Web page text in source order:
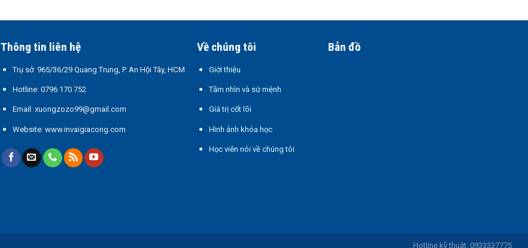
Thông tin liên hệ
Trụ sở: 965/36/29 Quang Trung, P. An Hội Tây, HCM
Hotline: 0796 170 752
Email: xuongzozo99@gmail.com
Website: www.invaigiacong.com
Về chúng tôi
Giới thiệu
Tầm nhìn và sứ mệnh
Giá trị cốt lõi
Hình ảnh khóa học
Học viên nói về chúng tôi
Bản đồ
Hotline kỹ thuật: 0933337775